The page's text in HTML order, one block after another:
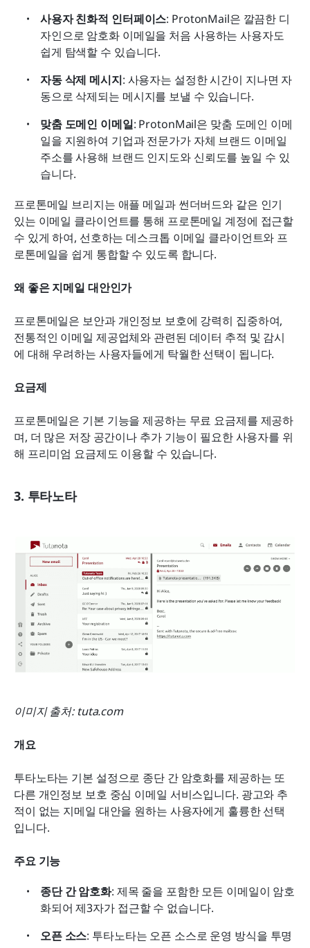
사용자 친화적 인터페이스: ProtonMail은 깔끔한 디
자인으로 암호화 이메일을 처음 사용하는 사용자도
쉽게 탐색할 수 있습니다.
자동 삭제 메시지: 사용자는 설정한 시간이 지나면 자
동으로 삭제되는 메시지를 보낼 수 있습니다.
맞춤 도메인 이메일: ProtonMail은 맞춤 도메인 이메
일을 지원하여 기업과 전문가가 자체 브랜드 이메일
주소를 사용해 브랜드 인지도와 신뢰도를 높일 수 있
습니다.
프로톤메일 브리지는 애플 메일과 썬더버드와 같은 인기
있는 이메일 클라이언트를 통해 프로톤메일 계정에 접근할
수 있게 하여, 선호하는 데스크톱 이메일 클라이언트와 프
로톤메일을 쉽게 통합할 수 있도록 합니다.
왜 좋은 지메일 대안인가
프로톤메일은 보안과 개인정보 보호에 강력히 집중하여,
전통적인 이메일 제공업체와 관련된 데이터 추적 및 감시
에 대해 우려하는 사용자들에게 탁월한 선택이 됩니다.
요금제
프로톤메일은 기본 기능을 제공하는 무료 요금제를 제공하
며, 더 많은 저장 공간이나 추가 기능이 필요한 사용자를 위
해 프리미엄 요금제도 이용할 수 있습니다.
3. 투타노타
이미지 출처: tuta.com
개요
투타노타는 기본 설정으로 종단 간 암호화를 제공하는 또
다른 개인정보 보호 중심 이메일 서비스입니다. 광고와 추
적이 없는 지메일 대안을 원하는 사용자에게 훌륭한 선택
입니다.
주요 기능
종단 간 암호화: 제목 줄을 포함한 모든 이메일이 암호
화되어 제3자가 접근할 수 없습니다.
오픈 소스: 투타노타는 오픈 소스로 운영 방식을 투명